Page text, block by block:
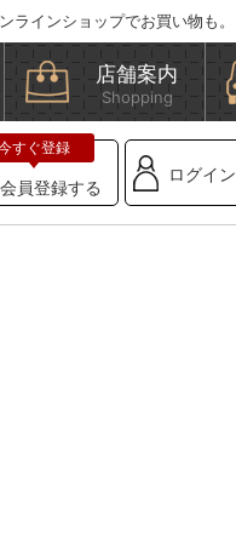
インショップでお買い物も。
店舗案内
Shopping
員登録する
ログイン